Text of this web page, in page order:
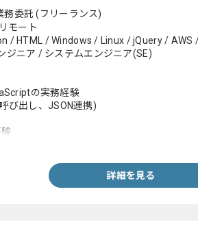
務委託(フリーランス)
モート
/ HTML / Windows / Linux / jQuery / AWS
ジニア / システムエンジニア(SE)
の実務経験
び出し、JSON連携)
詳細を見る